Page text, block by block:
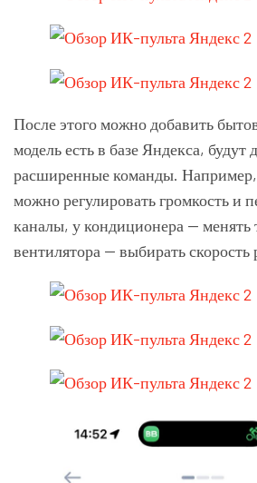
После этого можно добавить
модель есть в базе Яндекса, будут
расширенные команды. Например,
можно регулировать громкость и
каналы, у кондиционера — менять
вентилятора — выбирать скорость